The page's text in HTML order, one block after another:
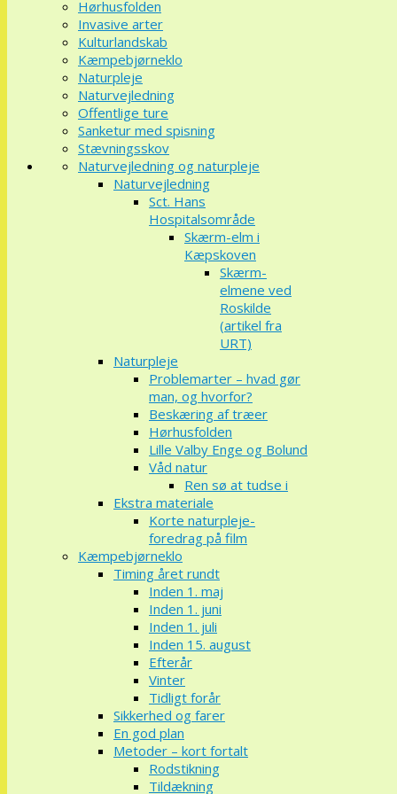
Hørhusfolden
Invasive arter
Kulturlandskab
Kæmpebjørneklo
Naturpleje
Naturvejledning
Offentlige ture
Sanketur med spisning
Stævningsskov
Naturvejledning og naturpleje
Naturvejledning
Sct. Hans
Hospitalsområde
Skærm-elm i
Kæpskoven
Skærm-
elmene ved
Roskilde
(artikel fra
URT)
Naturpleje
Problemarter – hvad gør
man, og hvorfor?
Beskæring af træer
Hørhusfolden
Lille Valby Enge og Bolund
Våd natur
Ren sø at tudse i
Ekstra materiale
Korte naturpleje-
foredrag på film
Kæmpebjørneklo
Timing året rundt
Inden 1. maj
Inden 1. juni
Inden 1. juli
Inden 15. august
Efterår
Vinter
Tidligt forår
Sikkerhed og farer
En god plan
Metoder – kort fortalt
Rodstikning
Tildækning